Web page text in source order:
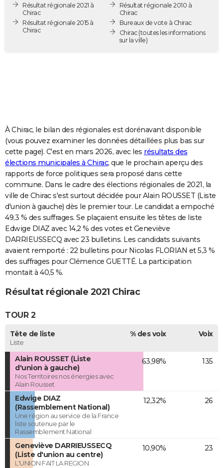
Destinations
City break
Voyage nature
Voyage de noces
Forum
PHOTO
GUIDES D'ACHAT
COPAINS D'AVANT
S'inscrire
Se connecter
Lycées
Collèges
Primaires
Universités
Entreprises
Service militaire
Avis de recherche
AVIS DE DÉCÈS
FORUM
Bricolage
Lifestyle
Culture
Sport
Auto
Television
Voyage
Cinema
Résultat régionale 2021 à
Chirac
Résultat régionale 2015 à
Chirac
Résultat régionale 2010 à
Chirac
Bureaux de vote à Chirac
Chirac(toutes les informations
sur la ville)
À Chirac, le bilan des régionales est dorénavant disponible
(vous pouvez examiner les données détaillées plus bas sur
cette page). C'est en mars 2026, avec les résultats des
élections municipales à Chirac, que le prochain aperçu des
rapports de force politiques sera proposé dans cette
commune. Dans le cadre des élections régionales de 2021, la
ville de Chirac s'est surtout décidée pour Alain ROUSSET (Liste
d'union à gauche) dès le premier tour. Le candidat a empoché
49,3 % des suffrages. Se plaçaient ensuite les têtes de liste
Edwige DIAZ avec 14,2 % des votes et Geneviève
DARRIEUSSECQ avec 23 bulletins. Les candidats suivants
avaient remporté : 22 bulletins pour Nicolas FLORIAN et 5,3 %
des suffrages pour Clémence GUETTÉ. La participation
montait à 40,5 %.
Résultat régionale 2021 Chirac
TOUR 2
Tête de liste
Liste
% des voix Voix
Alain ROUSSET (Liste
d'union à gauche)
Nos Territoires nos énergies avec
Alain Rousset
63,98% 135
Edwige DIAZ
(Rassemblement National)
Une région au service de la France
liste soutenue par le
Rassemblement National
12,32% 26
Geneviève DARRIEUSSECQ
(Liste d'union au centre)
L'UNION FAIT LA REGION
10,90% 23